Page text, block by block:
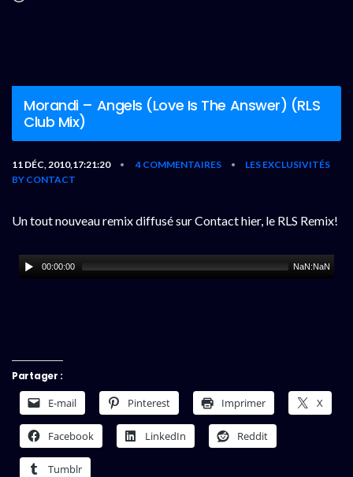
Morandi – Angels (Love Is The Answer) (RLS
Club Mix)
11 DÉC, 2010,17:21:20 • 4 COMMENTAIRES •
LES EXCLUSIVITÉS
BY CONTACT
Un tout nouveau remix diffusé sur Contact hier, le RLS Remix!
00:00:00 NaN:NaN
Partager :
E-mail Pinterest Imprimer X
Facebook LinkedIn Reddit
Tumblr